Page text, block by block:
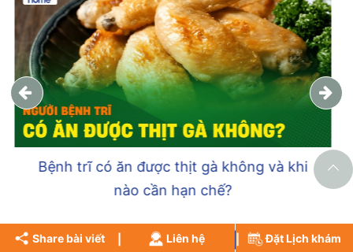
Bệnh trĩ kiêng ăn gì và nên ăn gì để giảm
đau, nhanh hồi phục
Share bài viết Liên hệ Đặt Lịch khám